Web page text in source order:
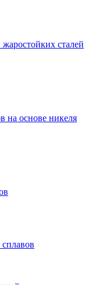
сталей
на основе никеля